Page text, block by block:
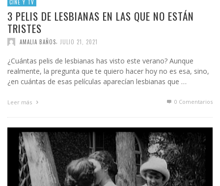
CINE Y TV
3 PELIS DE LESBIANAS EN LAS QUE NO ESTÁN
TRISTES
AMALIA BAÑOS JULIO 21, 2021
¿Cuántas pelis de lesbianas has visto este verano? Aunque
realmente, la pregunta que te quiero hacer hoy no es esa, sino,
¿en cuántas de esas películas aparecían lesbianas que …
Leer más 0 Comentarios